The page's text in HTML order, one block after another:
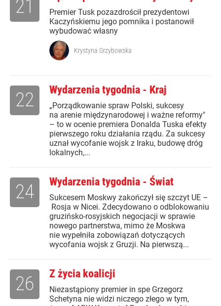
Premier Tusk pozazdrościł prezydentowi
Kaczyńskiemu jego pomnika i postanowił
wybudować własny
21
Krystyna Grzybowska
Wydarzenia tygodnia - Kraj
„Porządkowanie spraw Polski, sukcesy
na arenie międzynarodowej i ważne reformy"
– to w ocenie premiera Donalda Tuska efekty
pierwszego roku działania rządu. Za sukcesy
uznał wycofanie wojsk z Iraku, budowę dróg
lokalnych,...
22
Wydarzenia tygodnia - Świat
Sukcesem Moskwy zakończył się szczyt UE –
Rosja w Nicei. Zdecydowano o odblokowaniu
gruzińsko-rosyjskich negocjacji w sprawie
nowego partnerstwa, mimo że Moskwa
nie wypełniła zobowiązań dotyczących
wycofania wojsk z Gruzji. Na pierwszą...
24
Z życia koalicji
Niezastąpiony premier in spe Grzegorz
Schetyna nie widzi niczego złego w tym,
26